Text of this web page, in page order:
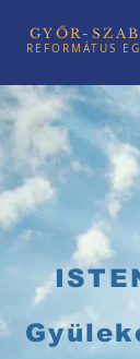
GYŐR-
REFORMÁTUS